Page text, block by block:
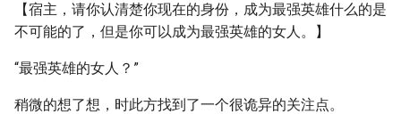
【宿主，请你认清楚你现在的身份，成为最强英雄什么的是
不可能的了，但是你可以成为最强英雄的女人。】
“最强英雄的女人？”
稍微的想了想，时此方找到了一个很诡异的关注点。